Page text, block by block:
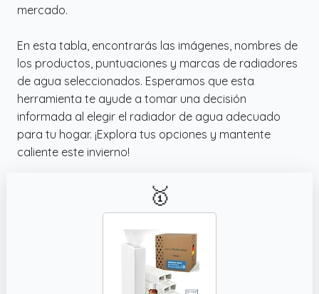
mercado.
En esta tabla, encontrarás las imágenes, nombres de
los productos, puntuaciones y marcas de radiadores
de agua seleccionados. Esperamos que esta
herramienta te ayude a tomar una decisión
informada al elegir el radiador de agua adecuado
para tu hogar. ¡Explora tus opciones y mantente
caliente este invierno!
🥇